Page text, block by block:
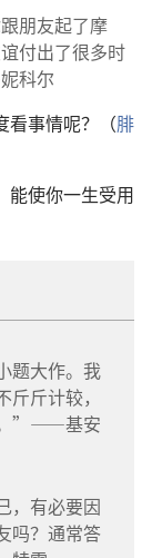
朋友起了摩
付出了很多时
科尔
看事情呢？（腓
能使你一生受用
题大作。我
斤斤计较，
。”——基安
，有必要因
吗？通常答